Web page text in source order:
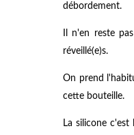
débordement.
Il n'en reste
réveillé(e)s.
On prend
cette bouteille.
La silicone